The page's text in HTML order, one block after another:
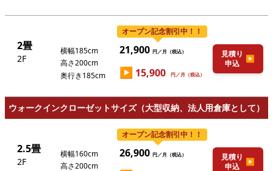
2畳
2F
横幅185cm
高さ200cm
奥行き185cm
オープン記念割引中！！
21,900 円／月（税込）
▶ 15,900 円／月（税込）
見積り
申込
▶
ウォークインクローゼットサイズ（大型収納、法人用倉庫として）
2.5畳
2F
横幅160cm
高さ200cm
オープン記念割引中！！
26,900 円／月（税込）
見積り
申込
▶